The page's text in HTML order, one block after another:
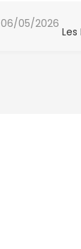
06/05/2026